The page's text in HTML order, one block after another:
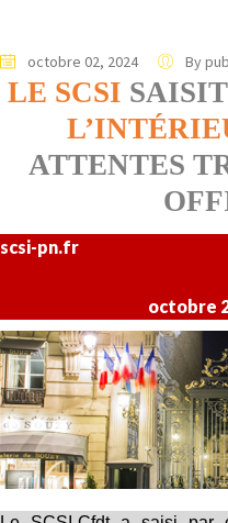
octobre 02, 2024 By
LE SCSI SAISIT
ATTENTES
octobre